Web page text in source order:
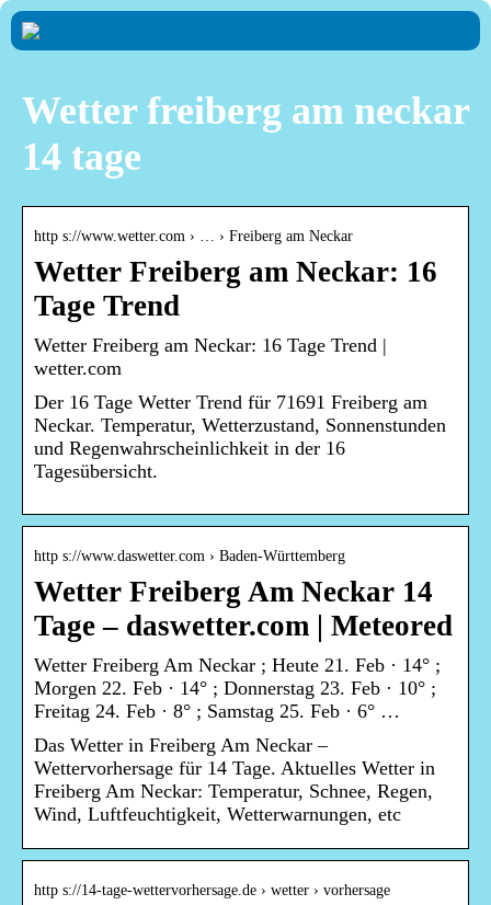
Wetter freiberg am neckar
14 tage
http s://www.wetter.com › … › Freiberg am Neckar
Wetter Freiberg am Neckar: 16
Tage Trend
Wetter Freiberg am Neckar: 16 Tage Trend |
wetter.com
Der 16 Tage Wetter Trend für 71691 Freiberg am
Neckar. Temperatur, Wetterzustand, Sonnenstunden
und Regenwahrscheinlichkeit in der 16
Tagesübersicht.
http s://www.daswetter.com › Baden-Württemberg
Wetter Freiberg Am Neckar 14
Tage – daswetter.com | Meteored
Wetter Freiberg Am Neckar ; Heute 21. Feb · 14° ;
Morgen 22. Feb · 14° ; Donnerstag 23. Feb · 10° ;
Freitag 24. Feb · 8° ; Samstag 25. Feb · 6° …
Das Wetter in Freiberg Am Neckar –
Wettervorhersage für 14 Tage. Aktuelles Wetter in
Freiberg Am Neckar: Temperatur, Schnee, Regen,
Wind, Luftfeuchtigkeit, Wetterwarnungen, etc
http s://14-tage-wettervorhersage.de › wetter › vorhersage